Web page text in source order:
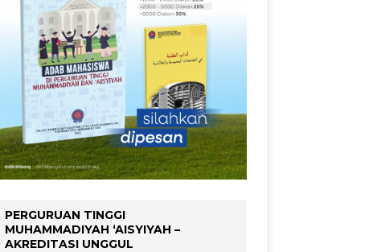
PERGURUAN TINGGI
MUHAMMADIYAH ‘AISYIYAH –
AKREDITASI UNGGUL